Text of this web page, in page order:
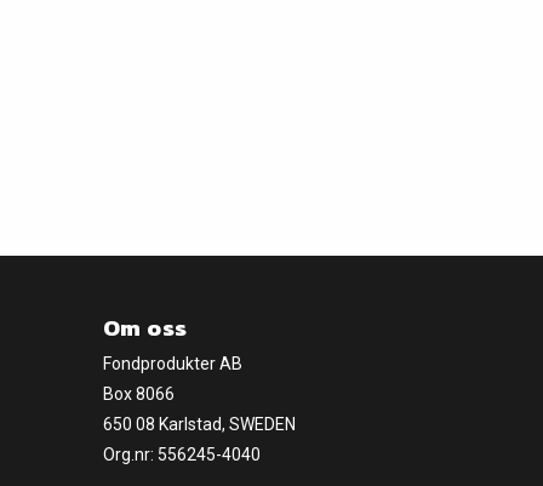
Om oss
Fondprodukter AB
Box 8066
650 08 Karlstad, SWEDEN
Org.nr: 556245-4040